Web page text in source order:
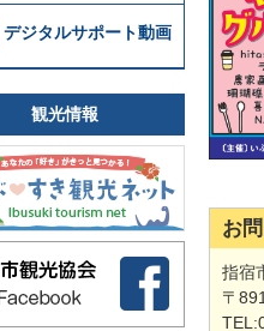
デジタルサポート動画
観光情報
お
指宿
〒